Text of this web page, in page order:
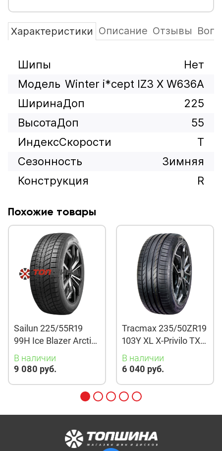
Характеристики Описание Отзывы
Шипы
Нет
Модель Winter i*cept IZ3 X W636A
ШиринаДоп
225
ВысотаДоп
55
ИндексСкорости
T
Сезонность
Зимняя
Конструкция
R
Похожие товары
Sailun 225/55R19
99H Ice Blazer Arctic
Evo TL
В наличии
9 080 руб.
Tracmax 235/50ZR19
103Y XL X-Privilo TX3
TL
В наличии
6 040 руб.